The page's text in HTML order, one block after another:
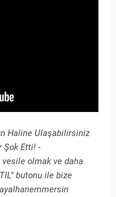
Haline Ulaşabilirsiniz
Şok Etti! -
vesile olmak ve daha
butonu ile bize